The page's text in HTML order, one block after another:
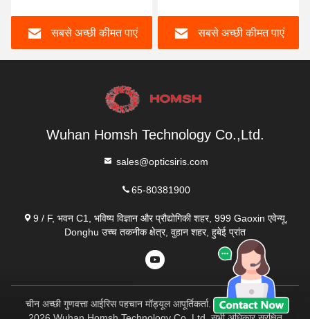
सबसे अच्छी कीमत पाएं सबसे अच्छी कीमत पाएं
Wuhan Homsh Technology Co.,Ltd.
sales@opticsiris.com
65-80381900
9 / F, भवन C1, भविष्य विज्ञान और प्रौद्योगिकी शहर, 999 Gaoxin एवेन्यू,
Donghu उच्च तकनीक क्षेत्र, वुहान शहर, हुबेई प्रांत
चीन अच्छी गुणवत्ता आईरिस पहचान मॉड्यूल आपूर्तिकर्ता. कॉपीराइट © 2023-